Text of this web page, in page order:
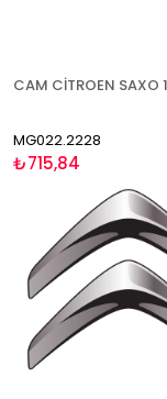
MG022.2228
₺715,84